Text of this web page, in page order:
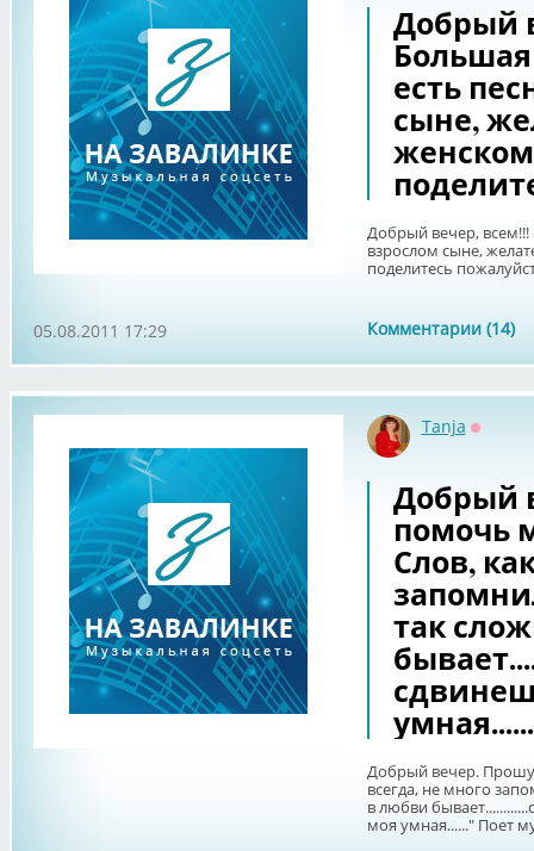
Добрый
Большая
есть
сыне,
Добрый вечер, всем!!!
взрослом сыне,
поделитесь
Комментарии (14)
05.08.2011 17:29
Tanja
Добрый
помочь
Слов,
так
Добрый вечер.
всегда, не много
в любви
моя умная......" Поет